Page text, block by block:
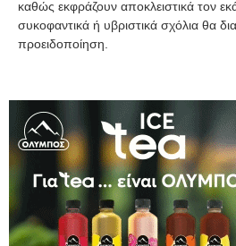
καθώς εκφράζουν αποκλειστικά τον
συκοφαντικά ή υβριστικά σχόλια θα
προειδοποίηση.